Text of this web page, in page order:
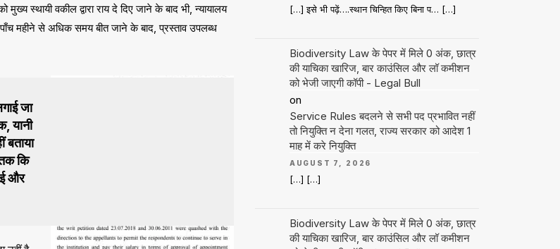
स्थायी वकील द्वारा राय दे दिए जाने के बाद भी, न्यायालय
पाँच महीने से अधिक समय बीत जाने के बाद, प्रस्ताव उपलब्ध
जा
यानी
बताया
कि
और
[…] इसे भी पढ़ें….स्थान चिन्हित किए बिना प… […]
Biodiversity Law के पेपर में मिले 0 अंक, छात्र
की याचिका खारिज, बार काउंसिल और लॉ कमीशन
को भेजी जाएगी कॉपी - Legal Bull
on
Service Rules बदलने से सभी पद प्रभावित नहीं
तो नियुक्ति न देना गलत, राज्य सरकार को आदेश 1
माह में करे नियुक्ति
AUGUST 7, 2026
[…] […]
Biodiversity Law के पेपर में मिले 0 अंक, छात्र
की याचिका खारिज, बार काउंसिल और लॉ कमीशन